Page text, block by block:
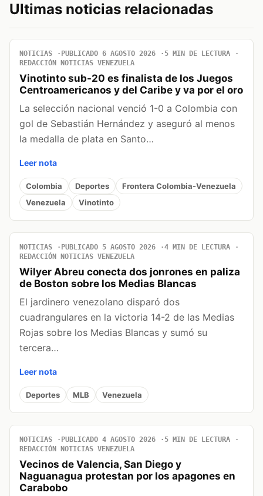
Ultimas noticias relacionadas
NOTICIAS PUBLICADO 6 AGOSTO 2026
5 MIN DE LECTURA
REDACCIÓN NOTICIAS VENEZUELA
Vinotinto sub-20 es finalista de los Juegos
Centroamericanos y del Caribe y va por el oro
La selección nacional venció 1-0 a Colombia con
gol de Sebastián Hernández y aseguró al menos
la medalla de plata en Santo…
Leer nota
Colombia Deportes
Frontera Colombia-Venezuela
Venezuela
Vinotinto
NOTICIAS PUBLICADO 5 AGOSTO 2026
4 MIN DE LECTURA
REDACCIÓN NOTICIAS VENEZUELA
Wilyer Abreu conecta dos jonrones en paliza
de Boston sobre los Medias Blancas
El jardinero venezolano disparó dos
cuadrangulares en la victoria 14-2 de las Medias
Rojas sobre los Medias Blancas y sumó su
tercera…
Leer nota
Deportes MLB Venezuela
NOTICIAS PUBLICADO 4 AGOSTO 2026
5 MIN DE LECTURA
REDACCIÓN NOTICIAS VENEZUELA
Vecinos de Valencia, San Diego y
Naguanagua protestan por los apagones en
Carabobo